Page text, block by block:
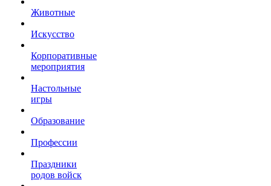
Животные
Искусство
Корпоративные
мероприятия
Настольные
игры
Образование
Профессии
Праздники
родов войск